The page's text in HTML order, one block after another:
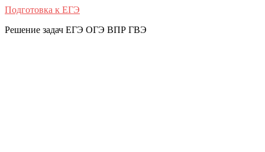
Подготовка к ЕГЭ
Решение задач ЕГЭ ОГЭ ВПР ГВЭ